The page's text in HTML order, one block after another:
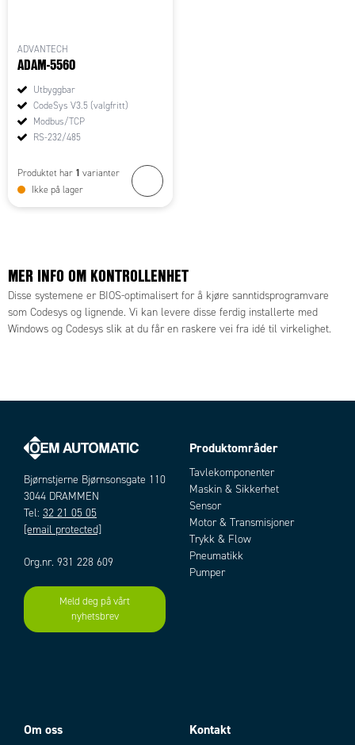
ADVANTECH
ADAM-5560
Utbyggbar
CodeSys V3.5 (valgfritt)
Modbus/TCP
RS-232/485
Produktet har 1 varianter
Ikke på lager
MER INFO OM KONTROLLENHET
Disse systemene er BIOS-optimalisert for å kjøre sanntidsprogramvare
som Codesys og lignende. Vi kan levere disse ferdig installerte med
Windows og Codesys slik at du får en raskere vei fra idé til virkelighet.
Bjørnstjerne Bjørnsonsgate 110
3044 DRAMMEN
Tel: 32 21 05 05
[email protected]
Org.nr. 931 228 609
Meld deg på vårt
nyhetsbrev
Produktområder
Tavlekomponenter
Maskin & Sikkerhet
Sensor
Motor & Transmisjoner
Trykk & Flow
Pneumatikk
Pumper
Om oss Kontakt